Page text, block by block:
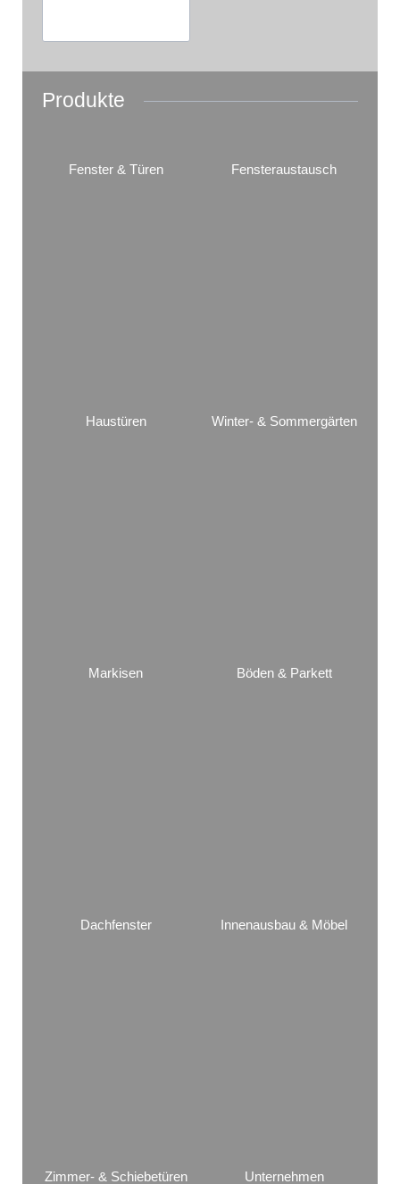
Produkte
Fenster & Türen Fensteraustausch
Haustüren Winter- & Sommergärten
Markisen Böden & Parkett
Dachfenster Innenausbau & Möbel
Zimmer- & Schiebetüren Unternehmen